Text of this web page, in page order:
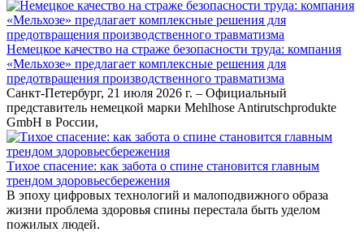
Немецкое качество на страже безопасности труда: компания
«Мельхозе» предлагает комплексные решения для
предотвращения производственного травматизма
Санкт-Петербург, 21 июля 2026 г. – Официальный
представитель немецкой марки Mehlhose Antirutschprodukte
GmbH в России,
Тихое спасение: как забота о спине становится главным
трендом здоровьесбережения
В эпоху цифровых технологий и малоподвижного образа
жизни проблема здоровья спины перестала быть уделом
пожилых людей.